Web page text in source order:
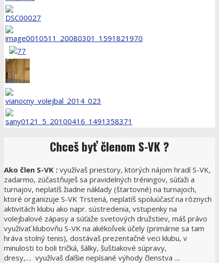
Chcešbyť členom S-VK ?
Ako člen S-VK : využívaš priestory, ktorých nájom hradí S-VK,
zadarmo, zúčastňuješ sa pravidelných tréningov, súťaži a
turnajov, neplatíš žiadne náklady (štartovné) na turnajoch,
ktoré organizuje S-VK Trstená, neplatíš spoluúčasť na rôznych
aktivitách klubu ako napr. sústredenia, vstupenky na
volejbalové zápasy a súťaže svetových družstiev, máš právo
využívať klubovňu S-VK na akékoľvek účely (primárne sa tam
hráva stolný tenis), dostávaš prezentačné veci klubu, v
minulosti to boli tričká, šálky, šuštiakové súpravy,
dresy,.... využívaš ďalšie nepísané výhody členstva ....